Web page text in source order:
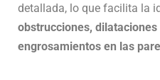
detallada, lo que facilita la
obstrucciones,
engrosamientos en las